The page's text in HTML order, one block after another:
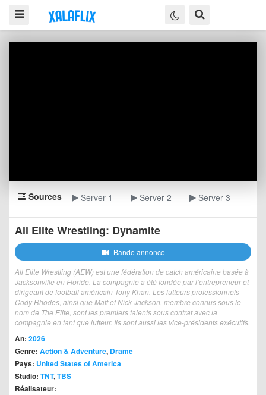
Sources Server 1 Server 2 Server 3
All Elite Wrestling: Dynamite
Bande annonce
All Elite Wrestling (AEW) est une fédération de catch américaine basée à
Jacksonville en Floride. La compagnie a été fondée par l’entrepreneur et
dirigeant de football américain Tony Khan. Les lutteurs professionnels
Cody Rhodes, ainsi que Matt et Nick Jackson, membre connus sous le
nom de The Elite, sont les premiers talents sous contrat avec la
compagnie en tant que lutteur. Ils sont aussi les vice-présidents exécutifs.
An: 2026
Genre: Action & Adventure, Drame
Pays: United States of America
Studio: TNT,TBS
Réalisateur: